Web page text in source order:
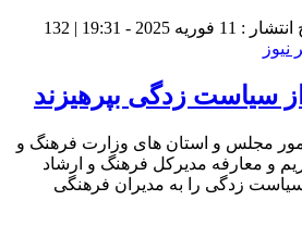
: 11 فوریه 2025 - 19:31 |
132
نیوز
سیاست زدگی بپرهیزند
مجلس و استان های وزارت فرهنگ و
و معارفه مدیرکل فرهنگ و ارشاد
سیاست زدگی را به مدیران فرهنگی